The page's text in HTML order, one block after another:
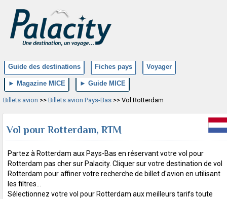
Guide des destinations Fiches pays Voyager
► Magazine MICE ► Guide MICE
Billets avion >> Billets avion Pays-Bas >> Vol Rotterdam
Vol pour Rotterdam, RTM
Partez à Rotterdam aux Pays-Bas en réservant votre vol pour
Rotterdam pas cher sur Palacity. Cliquer sur votre destination de vol
Rotterdam pour affiner votre recherche de billet d'avion en utilisant
les filtres...
Sélectionnez votre vol pour Rotterdam aux meilleurs tarifs toute